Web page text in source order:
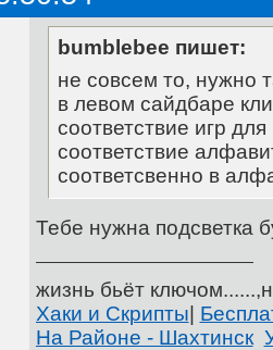
bumblebee пишет:
не совсем то, нужно
в левом сайдбаре
соответствие игр
соответствие
соответсвенно в
Тебе нужна подсветка
жизнь бьёт
Хаки и Скрипты|
На Районе - Шахтинск